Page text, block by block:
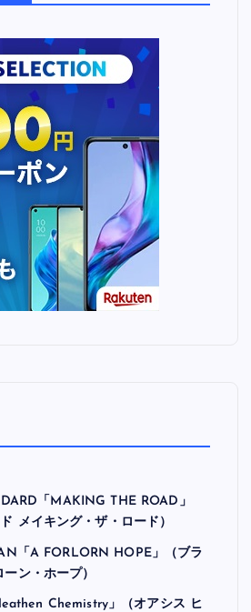
「MAKING THE ROAD」
メイキング・ザ・ロード）
「A FORLORN HOPE」（ブラ
ン・ホープ）
Chemistry」（オアシス ヒ